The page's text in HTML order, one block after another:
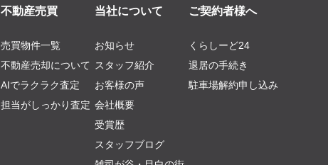
不動産売買
売買物件一覧
不動産売却について
AIでラクラク査定
担当がしっかり査定
当社について
お知らせ
スタッフ紹介
お客様の声
会社概要
受賞歴
スタッフブログ
ご契約者様へ
くらしーど24
退居の手続き
駐車場解約申し込み